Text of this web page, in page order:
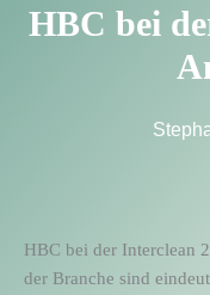
HBC bei
HBC bei der Interclean
der Branche sind